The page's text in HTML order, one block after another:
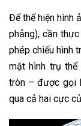
Để thể hiện hình
phẳng), cần
phép chiếu hình
mặt hình trụ
tròn – được gọi
qua cả hai cực